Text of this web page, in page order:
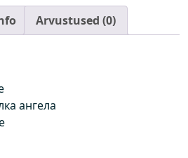
Arvustused (0)
ангела